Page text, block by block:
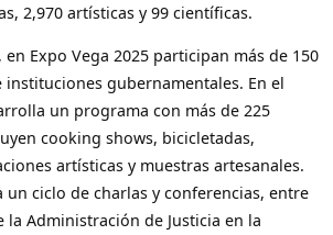
2,970 artísticas y 99 científicas.
en Expo Vega 2025 participan más de 150
instituciones gubernamentales. En el
un programa con más de 225
cooking shows, bicicletadas,
artísticas y muestras artesanales.
un ciclo de charlas y conferencias, entre
la Administración de Justicia en la